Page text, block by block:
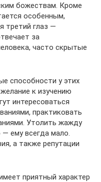
божествам. Кроме
особенным,
третий глаз —
за
часто скрытые
способности у этих
к изучению
интересоваться
практиковать
Утолить жажду
ему всегда мало.
а также репутации
приятный характер